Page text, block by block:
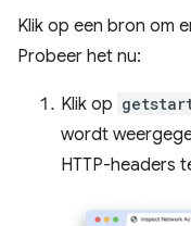
Klik op een bron om
Probeer het nu:
Klik op
wordt
HTTP-headers